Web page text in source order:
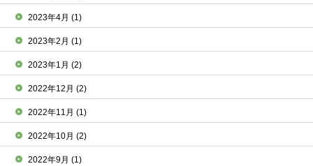
2023年4月(1)
2023年2月(1)
2023年1月(2)
2022年12月(2)
2022年11月(1)
2022年10月(2)
2022年9月(1)